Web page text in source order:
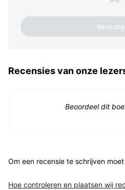
Recensies van onze
Beoordeel dit
Om een recensie te schrijven
Hoe controleren en plaatsen wij